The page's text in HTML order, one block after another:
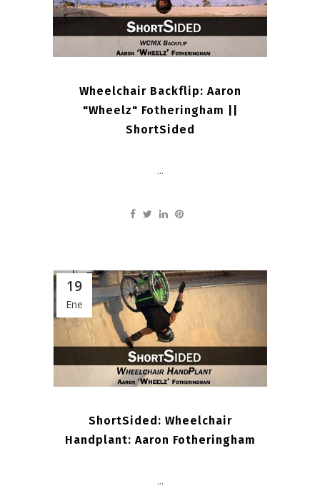
Wheelchair Backflip: Aaron
"Wheelz" Fotheringham ||
ShortSided
...
19
Ene
ShortSided: Wheelchair
Handplant: Aaron Fotheringham
...